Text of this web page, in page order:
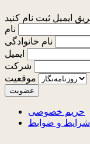
نام
نام خانوادگی
ایمیل
شرکت
موقعیت
حریم خصوصی
شرایط و ضوابط